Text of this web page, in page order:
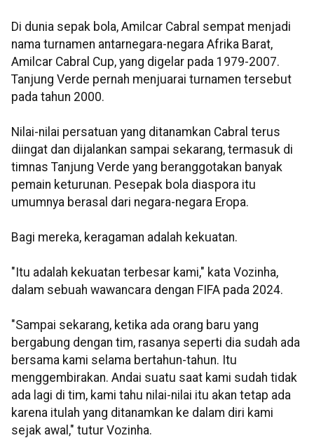
Di dunia sepak bola, Amilcar Cabral sempat menjadi
nama turnamen antarnegara-negara Afrika Barat,
Amilcar Cabral Cup, yang digelar pada 1979-2007.
Tanjung Verde pernah menjuarai turnamen tersebut
pada tahun 2000.
Nilai-nilai persatuan yang ditanamkan Cabral terus
diingat dan dijalankan sampai sekarang, termasuk di
timnas Tanjung Verde yang beranggotakan banyak
pemain keturunan. Pesepak bola diaspora itu
umumnya berasal dari negara-negara Eropa.
Bagi mereka, keragaman adalah kekuatan.
"Itu adalah kekuatan terbesar kami," kata Vozinha,
dalam sebuah wawancara dengan FIFA pada 2024.
"Sampai sekarang, ketika ada orang baru yang
bergabung dengan tim, rasanya seperti dia sudah ada
bersama kami selama bertahun-tahun. Itu
menggembirakan. Andai suatu saat kami sudah tidak
ada lagi di tim, kami tahu nilai-nilai itu akan tetap ada
karena itulah yang ditanamkan ke dalam diri kami
sejak awal," tutur Vozinha.